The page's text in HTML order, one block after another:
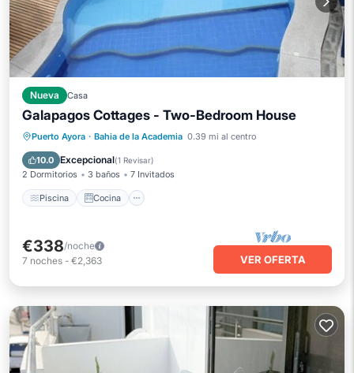
Nueva Casa
Galapagos Cottages - Two-Bedroom House
Puerto Ayora · Bahia de la Academia 0.39 mi al centro
10.0 Excepcional(1 Revisar)
2 Dormitorios 3 baños 7 Invitados
Piscina Cocina
Piscina Cocina
Aire acondicionado
Internet
€338/noche
7 noches - €2,363 VER OFERTA